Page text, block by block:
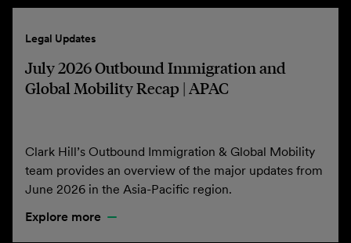
Legal Updates
July 2026 Outbound Immigration and
Global Mobility Recap | APAC
Clark Hill’s Outbound Immigration & Global Mobility
team provides an overview of the major updates from
June 2026 in the Asia-Pacific region.
Explore more